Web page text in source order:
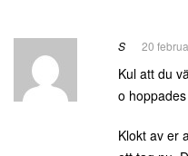
S 20
Kul att du
o
Klokt av er